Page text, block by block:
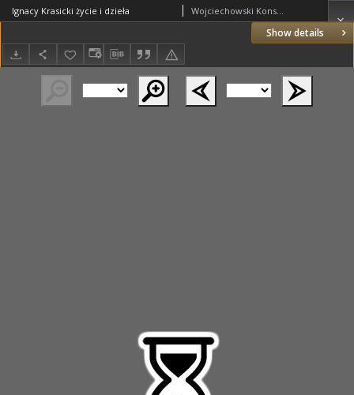
Show details
Ignacy Krasicki życie i dzieła Wojciechowski Konstanty